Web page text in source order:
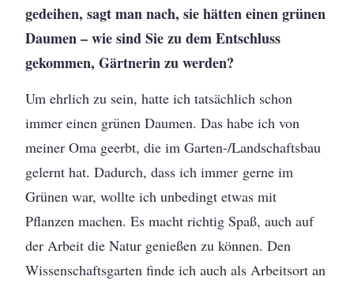
gedeihen, sagt man nach, sie hätten einen grünen
Daumen – wie sind Sie zu dem Entschluss
gekommen, Gärtnerin zu werden?
Um ehrlich zu sein, hatte ich tatsächlich schon
immer einen grünen Daumen. Das habe ich von
meiner Oma geerbt, die im Garten-/Landschaftsbau
gelernt hat. Dadurch, dass ich immer gerne im
Grünen war, wollte ich unbedingt etwas mit
Pflanzen machen. Es macht richtig Spaß, auch auf
der Arbeit die Natur genießen zu können. Den
Wissenschaftsgarten finde ich auch als Arbeitsort an